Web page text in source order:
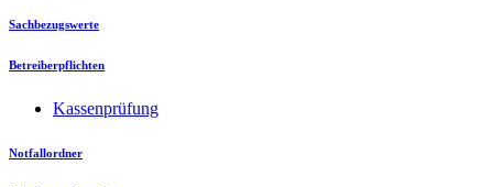
Sachbezugswerte
Betreiberpflichten
Kassenprüfung
Notfallordner